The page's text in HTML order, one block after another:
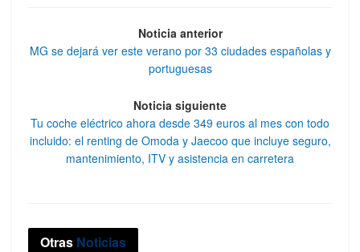
Noticia anterior
MG se dejará ver este verano por 33 ciudades españolas y
portuguesas
Noticia siguiente
Tu coche eléctrico ahora desde 349 euros al mes con todo
incluido: el renting de Omoda y Jaecoo que incluye seguro,
mantenimiento, ITV y asistencia en carretera
Otras Noticias